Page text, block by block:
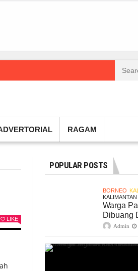
Dorong Ekonomi Kreatif Lokal Naik Kelas
RAGAM
LIKE
POPULAR POSTS
BORNEO
Warga
Dibuang
Admin